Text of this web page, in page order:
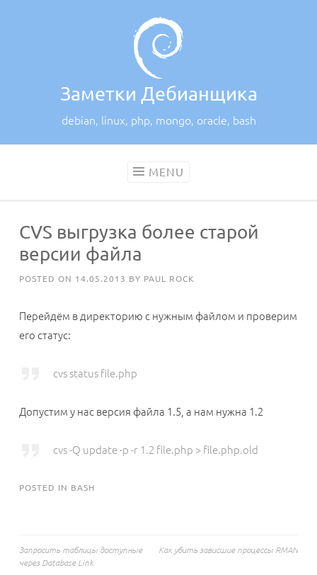
Заметки Дебианщика
debian, linux, php, mongo, oracle, bash
MENU
CVS выгрузка более старой
версии файла
POSTED ON 14.05.2013 BY PAUL ROCK
Перейдём в директорию с нужным файлом и проверим
его статус:
cvs status file.php
Допустим у нас версия файла 1.5, а нам нужна 1.2
cvs -Q update -p -r 1.2 file.php > file.php.old
POSTED IN BASH
Навигация
Запросить таблицы доступные
через Database Link
Как убить зависшие процессы RMAN